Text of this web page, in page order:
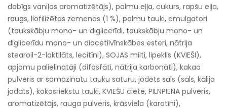
dabīgs vaniļas aromatizētājs), palmu eļļa, cukurs, rapšu eļļa,
raugs, liofilizētas zemenes (1 %), palmu tauki, emulgatori
(taukskābju mono- un diglicerīdi, taukskābju mono- un
diglicerīdu mono- un diacetilvīnskābes esteri, nātrija
stearoil-2-laktilāts, lecitīni), SOJAS milti, lipeklis (KVIEŠI),
apjomu palielinatāji (difosfāti, nātrija karbonāti), kakao
pulveris ar samazinātu tauku saturu, jodēts sāls (sāls, kālija
jodāts), kokosriekstu tauki, KVIEŠU ciete, PILNPIENA pulveris,
aromatizētājs, rauga pulveris, krāsviela (karotīni),